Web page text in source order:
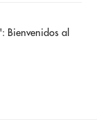
Bienvenidos al